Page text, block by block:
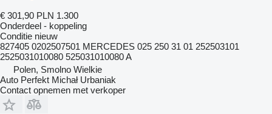
€ 301,90 PLN 1.300
Onderdeel - koppeling
Conditie nieuw
827405 0202507501 MERCEDES 025 250 31 01 252503101
2525031010080 525031010080 A
Polen, Smolno Wielkie
Auto Perfekt Michał Urbaniak
Contact opnemen met verkoper